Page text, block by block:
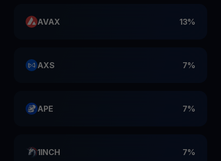
AVAX 13%
AXS 7%
APE 7%
1INCH 7%